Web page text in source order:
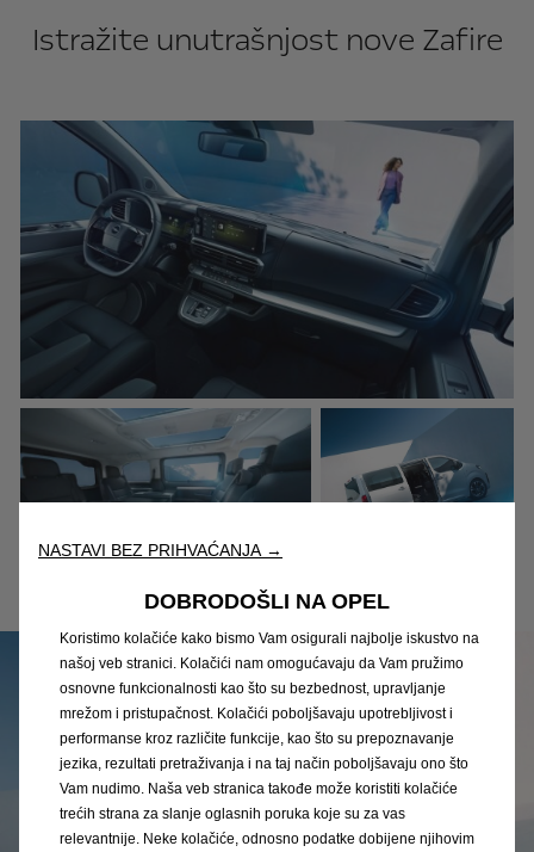
Istražite unutrašnjost nove Zafire
NASTAVI BEZ PRIHVAĆANJA →
DOBRODOŠLI NA OPEL
Koristimo kolačiće kako bismo Vam osigurali najbolje iskustvo na
našoj veb stranici. Kolačići nam omogućavaju da Vam pružimo
osnovne funkcionalnosti kao što su bezbednost, upravljanje
mrežom i pristupačnost. Kolačići poboljšavaju upotrebljivost i
performanse kroz različite funkcije, kao što su prepoznavanje
jezika, rezultati pretraživanja i na taj način poboljšavaju ono što
Vam nudimo. Naša veb stranica takođe može koristiti kolačiće
trećih strana za slanje oglasnih poruka koje su za vas
relevantnije. Neke kolačiće, odnosno podatke dobijene njihovim